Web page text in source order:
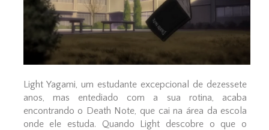
Light Yagami, um estudante excepcional de dezessete
anos, mas entediado com a sua rotina, acaba
encontrando o Death Note, que cai na área da escola
onde ele estuda. Quando Light descobre o que o